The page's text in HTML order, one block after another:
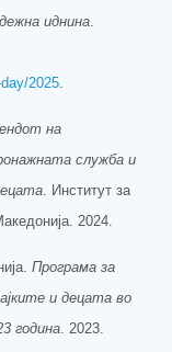
иднина
2025
на
служба и
. Институт за
2024.
Програма за
и децата во
година . 2023.